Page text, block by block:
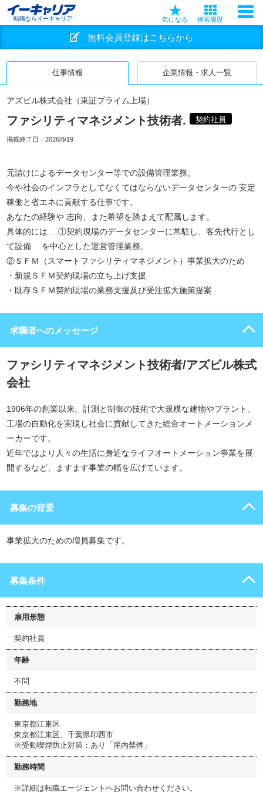
転職ならイーキャリア 気になる 検索履歴
無料会員登録はこちらから
仕事情報 企業情報・求人一覧
アズビル株式会社（東証プライム上場）
ファシリティマネジメント技術者. 契約社員
掲載終了日： 2026/8/19
元請けによるデータセンター等での設備管理業務。
今や社会のインフラとしてなくてはならないデータセンターの 安定
稼働と省エネに貢献する仕事です。
あなたの経験や 志向、また希望を踏まえて配属します。
具体的には… ①契約現場のデータセンターに常駐し、客先代行とし
て設備 を中心とした運営管理業務。
②ＳＦＭ（スマートファシリティマネジメント）事業拡大のため
・新規ＳＦＭ契約現場の立ち上げ支援
・既存ＳＦＭ契約現場の業務支援及び受注拡大施策提案
求職者へのメッセージ
ファシリティマネジメント技術者/アズビル株式
会社
1906年の創業以来、計測と制御の技術で大規模な建物やプラント、
工場の自動化を実現し社会に貢献してきた総合オートメーションメ
ーカーです。
近年ではより人々の生活に身近なライフオートメーション事業を展
開するなど、ますます事業の幅を広げています。
募集の背景
事業拡大のための増員募集です。
募集条件
雇用形態
契約社員
年齢
不問
勤務地
東京都江東区
東京都江東区、千葉県印西市
※受動喫煙防止対策：あり「屋内禁煙」
勤務時間
※詳細は転職エージェントへお問い合わせください。